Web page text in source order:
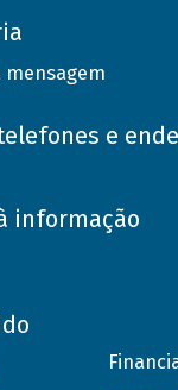
mensagem
e
informação